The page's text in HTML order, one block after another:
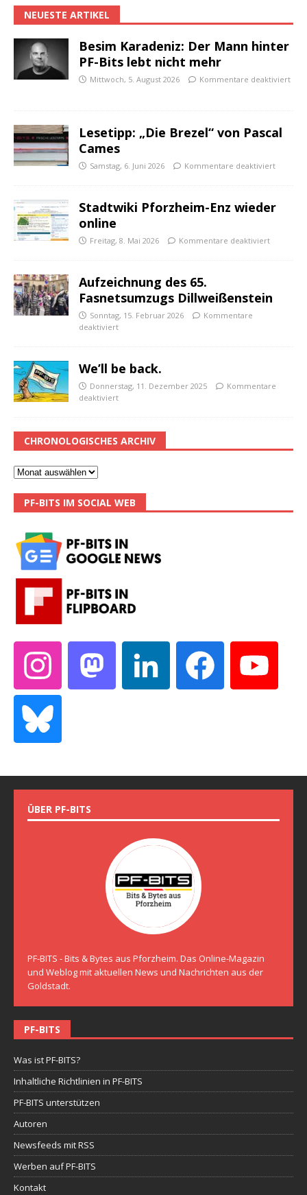
NEUESTE ARTIKEL
Besim Karadeniz: Der Mann hinter
PF-Bits lebt nicht mehr
Mittwoch, 5. August 2026 Kommentare deaktiviert
Lesetipp: „Die Brezel“ von Pascal
Cames
Samstag, 6. Juni 2026 Kommentare deaktiviert
Stadtwiki Pforzheim-Enz wieder
online
Freitag, 8. Mai 2026 Kommentare deaktiviert
Aufzeichnung des 65.
Fasnetsumzugs Dillweißenstein
Sonntag, 15. Februar 2026
Kommentare
deaktiviert
We’ll be back.
Donnerstag, 11. Dezember 2025
Kommentare
deaktiviert
CHRONOLOGISCHES ARCHIV
PF-BITS IM SOCIAL WEB
ÜBER PF-BITS
PF-BITS - Bits & Bytes aus Pforzheim. Das Online-Magazin
und Weblog mit aktuellen News und Nachrichten aus der
Goldstadt.
PF-BITS
Was ist PF-BITS?
Inhaltliche Richtlinien in PF-BITS
PF-BITS unterstützen
Autoren
Newsfeeds mit RSS
Werben auf PF-BITS
Kontakt